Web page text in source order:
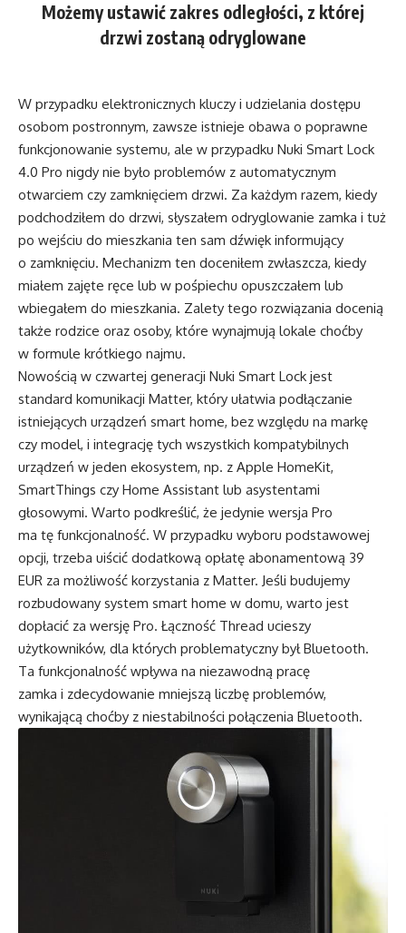
Możemy ustawić zakres odległości, z której
drzwi zostaną odryglowane
W przypadku elektronicznych kluczy i udzielania dostępu
osobom postronnym, zawsze istnieje obawa o poprawne
funkcjonowanie systemu, ale w przypadku Nuki Smart Lock
4.0 Pro nigdy nie było problemów z automatycznym
otwarciem czy zamknięciem drzwi. Za każdym razem, kiedy
podchodziłem do drzwi, słyszałem odryglowanie zamka i tuż
po wejściu do mieszkania ten sam dźwięk informujący
o zamknięciu. Mechanizm ten doceniłem zwłaszcza, kiedy
miałem zajęte ręce lub w pośpiechu opuszczałem lub
wbiegałem do mieszkania. Zalety tego rozwiązania docenią
także rodzice oraz osoby, które wynajmują lokale choćby
w formule krótkiego najmu.
Nowością w czwartej generacji Nuki Smart Lock jest
standard komunikacji Matter, który ułatwia podłączanie
istniejących urządzeń smart home, bez względu na markę
czy model, i integrację tych wszystkich kompatybilnych
urządzeń w jeden ekosystem, np. z Apple HomeKit,
SmartThings czy Home Assistant lub asystentami
głosowymi. Warto podkreślić, że jedynie wersja Pro
ma tę funkcjonalność. W przypadku wyboru podstawowej
opcji, trzeba uiścić dodatkową opłatę abonamentową 39
EUR za możliwość korzystania z Matter. Jeśli budujemy
rozbudowany system smart home w domu, warto jest
dopłacić za wersję Pro. Łączność Thread ucieszy
użytkowników, dla których problematyczny był Bluetooth.
Ta funkcjonalność wpływa na niezawodną pracę
zamka i zdecydowanie mniejszą liczbę problemów,
wynikającą choćby z niestabilności połączenia Bluetooth.